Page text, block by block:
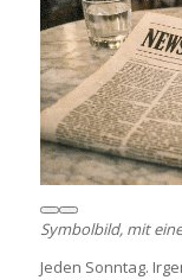
Symbolbild, mit
Jeden Sonntag.